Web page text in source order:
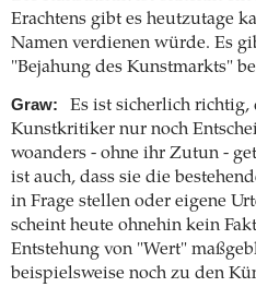
Erachtens gibt es heutzutage
Namen verdienen würde. Es
"Bejahung des Kunstmarkts"
Graw:
Es ist sicherlich richtig,
Kunstkritiker nur noch
woanders - ohne ihr Zutun -
ist auch, dass sie die
in Frage stellen oder eigene
scheint heute ohnehin kein
Entstehung von "Wert"
beispielsweise noch zu den